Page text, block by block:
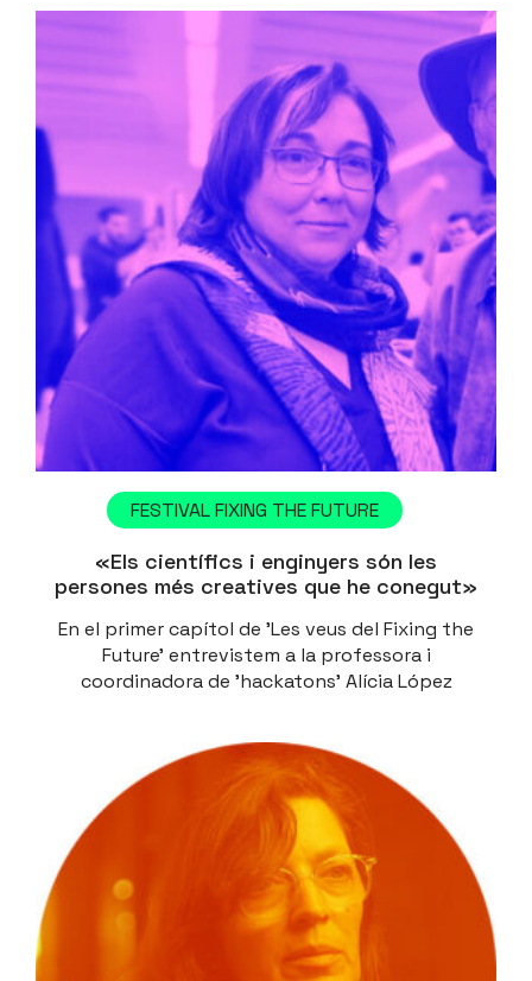
FESTIVAL FIXING THE FUTURE
«Els científics i enginyers són les
persones més creatives que he conegut»
En el primer capítol de 'Les veus del Fixing the
Future' entrevistem a la professora i
coordinadora de 'hackatons' Alícia López